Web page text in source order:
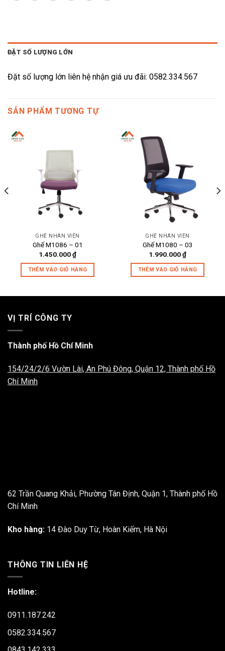
ĐẶT SỐ LƯỢNG LỚN
Đặt số lượng lớn liên hệ nhận giá ưu đãi: 0582.334.567
SẢN PHẨM TƯƠNG TỰ
GHẾ NHÂN VIÊN
Ghế M1086 – 01
1.450.000₫
THÊM VÀO GIỎ HÀNG
GHẾ NHÂN VIÊN
Ghế M1080 – 03
1.990.000₫
THÊM VÀO GIỎ HÀNG
VỊ TRÍ CÔNG TY
Thành phố Hồ Chí Minh
154/24/2/6 Vườn Lài, An Phú Đông, Quận 12, Thành phố Hồ
Chí Minh
62 Trần Quang Khải, Phường Tân Định, Quận 1, Thành phố Hồ
Chí Minh
Kho hàng: 14 Đào Duy Từ, Hoàn Kiếm, Hà Nội
THÔNG TIN LIÊN HỆ
Hotline:
0911.187.242
0582.334.567